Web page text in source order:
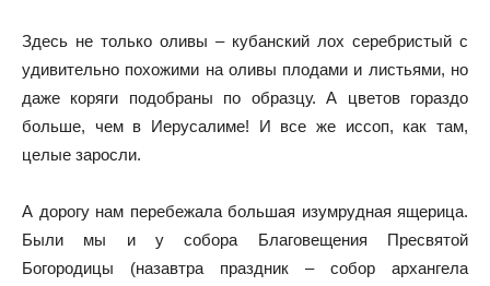
Здесь не только оливы – кубанский лох серебристый с
удивительно похожими на оливы плодами и листьями, но
даже коряги подобраны по образцу. А цветов гораздо
больше, чем в Иерусалиме! И все же иссоп, как там,
целые заросли.
А дорогу нам перебежала большая изумрудная ящерица.
Были мы и у собора Благовещения Пресвятой
Богородицы (назавтра праздник – собор архангела